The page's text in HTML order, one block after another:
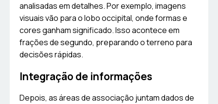
analisadas em detalhes. Por exemplo, imagens
visuais vão para o lobo occipital, onde formas e
cores ganham significado. Isso acontece em
frações de segundo, preparando o terreno para
decisões rápidas.
Integração de informações
Depois, as áreas de associação juntam dados de